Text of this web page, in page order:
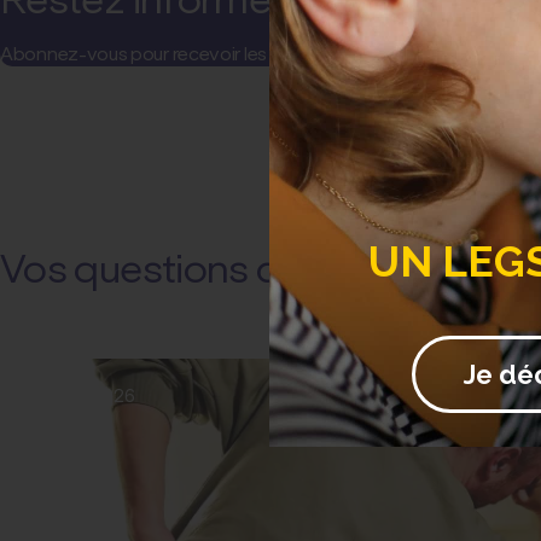
Abonnez-vous pour recevoir les actualités et communications
Vos questions de santé
22 juillet 2026
UN
Je